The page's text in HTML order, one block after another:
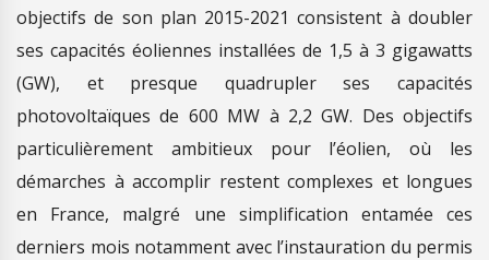
objectifs de son plan 2015-2021 consistent à doubler
ses capacités éoliennes installées de 1,5 à 3 gigawatts
(GW), et presque quadrupler ses capacités
photovoltaïques de 600 MW à 2,2 GW. Des objectifs
particulièrement ambitieux pour l’éolien, où les
démarches à accomplir restent complexes et longues
en France, malgré une simplification entamée ces
derniers mois notamment avec l’instauration du permis